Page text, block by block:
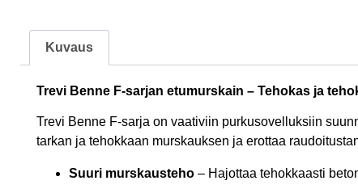
Kuvaus
Trevi Benne F-sarjan etumurskain – Tehokas ja
Trevi Benne F-sarja on vaativiin purkusovelluksiin
tarkan ja tehokkaan murskauksen ja erottaa
Suuri murskausteho – Hajottaa tehokkaasti